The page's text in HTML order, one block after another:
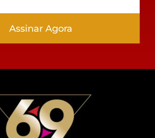
Assinar Agora